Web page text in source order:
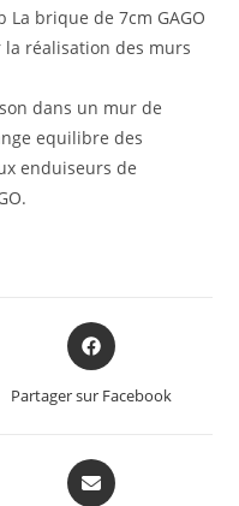
La brique de 7cm GAGO
réalisation des murs
dans un mur de
equilibre des
enduiseurs de
Partager sur Facebook